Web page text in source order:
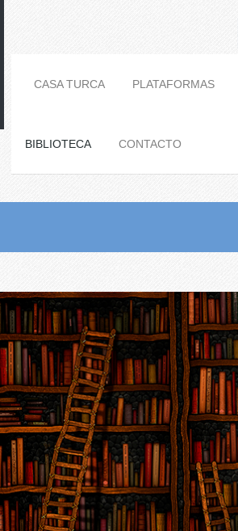
CASA TURCA PLATAFORMAS
BIBLIOTECA CONTACTO